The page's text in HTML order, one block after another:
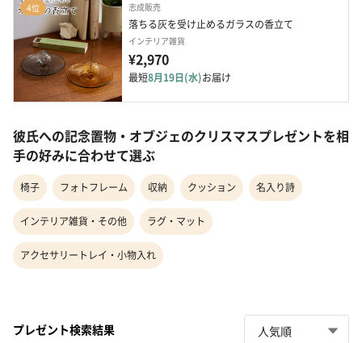
4位 志成販売
落ちる灰を受け止めるガラスの香立て
インテリア雑貨
¥2,970
最短8月19日(水)お届け
彼氏への記念置物・オブジェのクリスマスプレゼントを相
手の好みに合わせて選ぶ
椅子 フォトフレーム 収納 クッション 名入り詩
インテリア雑貨・その他 ラグ・マット
アクセサリートレイ・小物入れ
プレゼント検索結果